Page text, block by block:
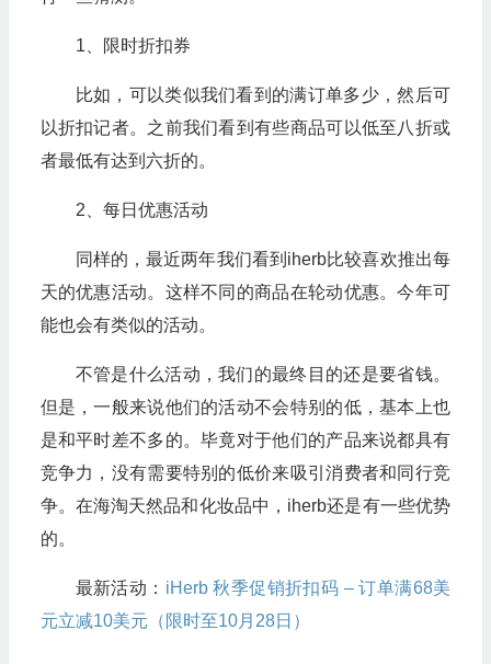
1、限时折扣券
比如，可以类似我们看到的满订单多少，然后可
以折扣记者。之前我们看到有些商品可以低至八折或
者最低有达到六折的。
2、每日优惠活动
同样的，最近两年我们看到iherb比较喜欢推出每
天的优惠活动。这样不同的商品在轮动优惠。今年可
能也会有类似的活动。
不管是什么活动，我们的最终目的还是要省钱。
但是，一般来说他们的活动不会特别的低，基本上也
是和平时差不多的。毕竟对于他们的产品来说都具有
竞争力，没有需要特别的低价来吸引消费者和同行竞
争。在海淘天然品和化妆品中，iherb还是有一些优势
的。
最新活动： iHerb 秋季促销折扣码 – 订单满68美
元立减10美元（限时至10月28日）